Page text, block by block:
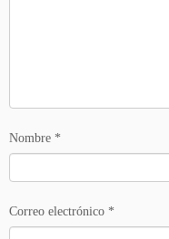
Nombre *
Correo electrónico *